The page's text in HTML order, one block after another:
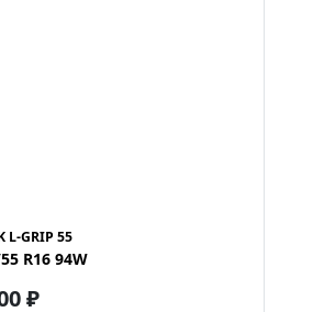
L-GRIP 55
R16 94W
₽